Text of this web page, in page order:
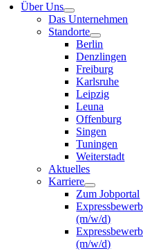
Über Uns
Das Unternehmen
Standorte
Berlin
Denzlingen
Freiburg
Karlsruhe
Leipzig
Leuna
Offenburg
Singen
Tuningen
Weiterstadt
Aktuelles
Karriere
Zum Jobportal
(m/w/d)
(m/w/d)